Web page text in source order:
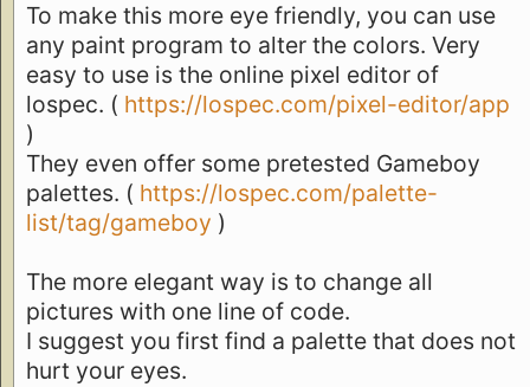
To make this more eye friendly, you can use
any paint program to alter the colors. Very
easy to use is the online pixel editor of
lospec. ( https://lospec.com/pixel-editor/app
)
They even offer some pretested Gameboy
palettes. ( https://lospec.com/palette-
list/tag/gameboy )
The more elegant way is to change all
pictures with one line of code.
I suggest you first find a palette that does not
hurt your eyes.